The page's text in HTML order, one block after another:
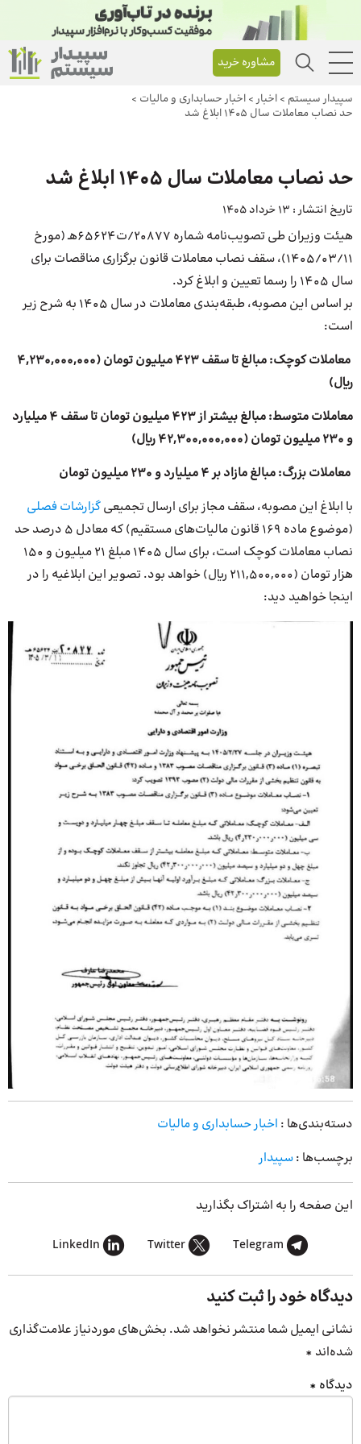
مشاوره خرید
سپیدار سیستم > اخبار> اخبار حسابداری و مالیات >
حد نصاب معاملات سال ۱۴۰۵ ابلاغ شد
حد نصاب معاملات سال ۱۴۰۵ ابلاغ شد
تاریخ انتشار : 13 خرداد 1405
هیئت وزیران طی تصویب‌نامه شماره ۲۰۸۷۷/ت۶۵۶۲۴هـ (مورخ
۱۴۰۵/۰۳/۱۱)، سقف نصاب معاملات قانون برگزاری مناقصات برای
سال ۱۴۰۵ را رسما تعیین و ابلاغ کرد.
بر اساس این مصوبه، طبقه‌بندی معاملات در سال ۱۴۰۵ به شرح زیر
است:
️ معاملات کوچک: مبالغ تا سقف ۴۲۳ میلیون تومان (۴,۲۳۰,۰۰۰,۰۰۰
ریال)
️معاملات متوسط: مبالغ بیشتر از ۴۲۳ میلیون تومان تا سقف ۴ میلیارد
و ۲۳۰ میلیون تومان (۴۲,۳۰۰,۰۰۰,۰۰۰ ریال)
️ معاملات بزرگ: مبالغ مازاد بر ۴ میلیارد و ۲۳۰ میلیون تومان
با ابلاغ این مصوبه، سقف مجاز برای ارسال تجمیعیگزارشات فصلی
(موضوع ماده ۱۶۹ قانون مالیات‌های مستقیم) که معادل ۵ درصد حد
نصاب معاملات کوچک است، برای سال ۱۴۰۵ مبلغ ۲۱ میلیون و ۱۵۰
هزار تومان (۲۱۱,۵۰۰,۰۰۰ ریال) خواهد بود. تصویر این ابلاغیه را در
اینجا خواهید دید:
دسته‌بندی‌ها : اخبار حسابداری و مالیات
برچسب‌ها :سپیدار
این صفحه را به اشتراک بگذارید
Telegram
Twitter
LinkedIn
دیدگاه خود را ثبت کنید
نشانی ایمیل شما منتشر نخواهد شد. بخش‌های موردنیاز علامت‌گذاری
شده‌اند *
دیدگاه *